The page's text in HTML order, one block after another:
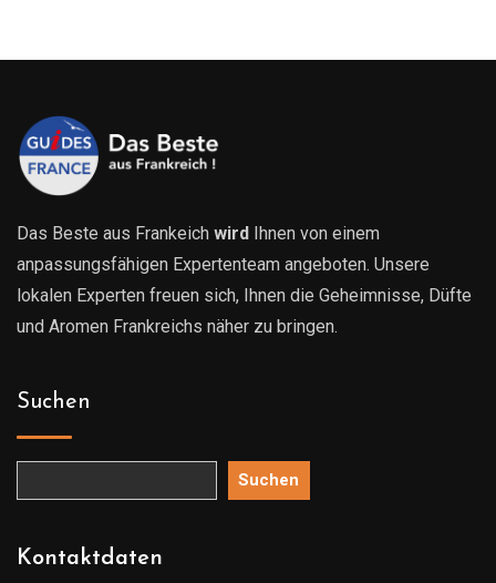
Das Beste aus Frankeich wird Ihnen von einem
anpassungsfähigen Expertenteam angeboten. Unsere
lokalen Experten freuen sich, Ihnen die Geheimnisse, Düfte
und Aromen Frankreichs näher zu bringen.
Suchen
Suchen
Kontaktdaten